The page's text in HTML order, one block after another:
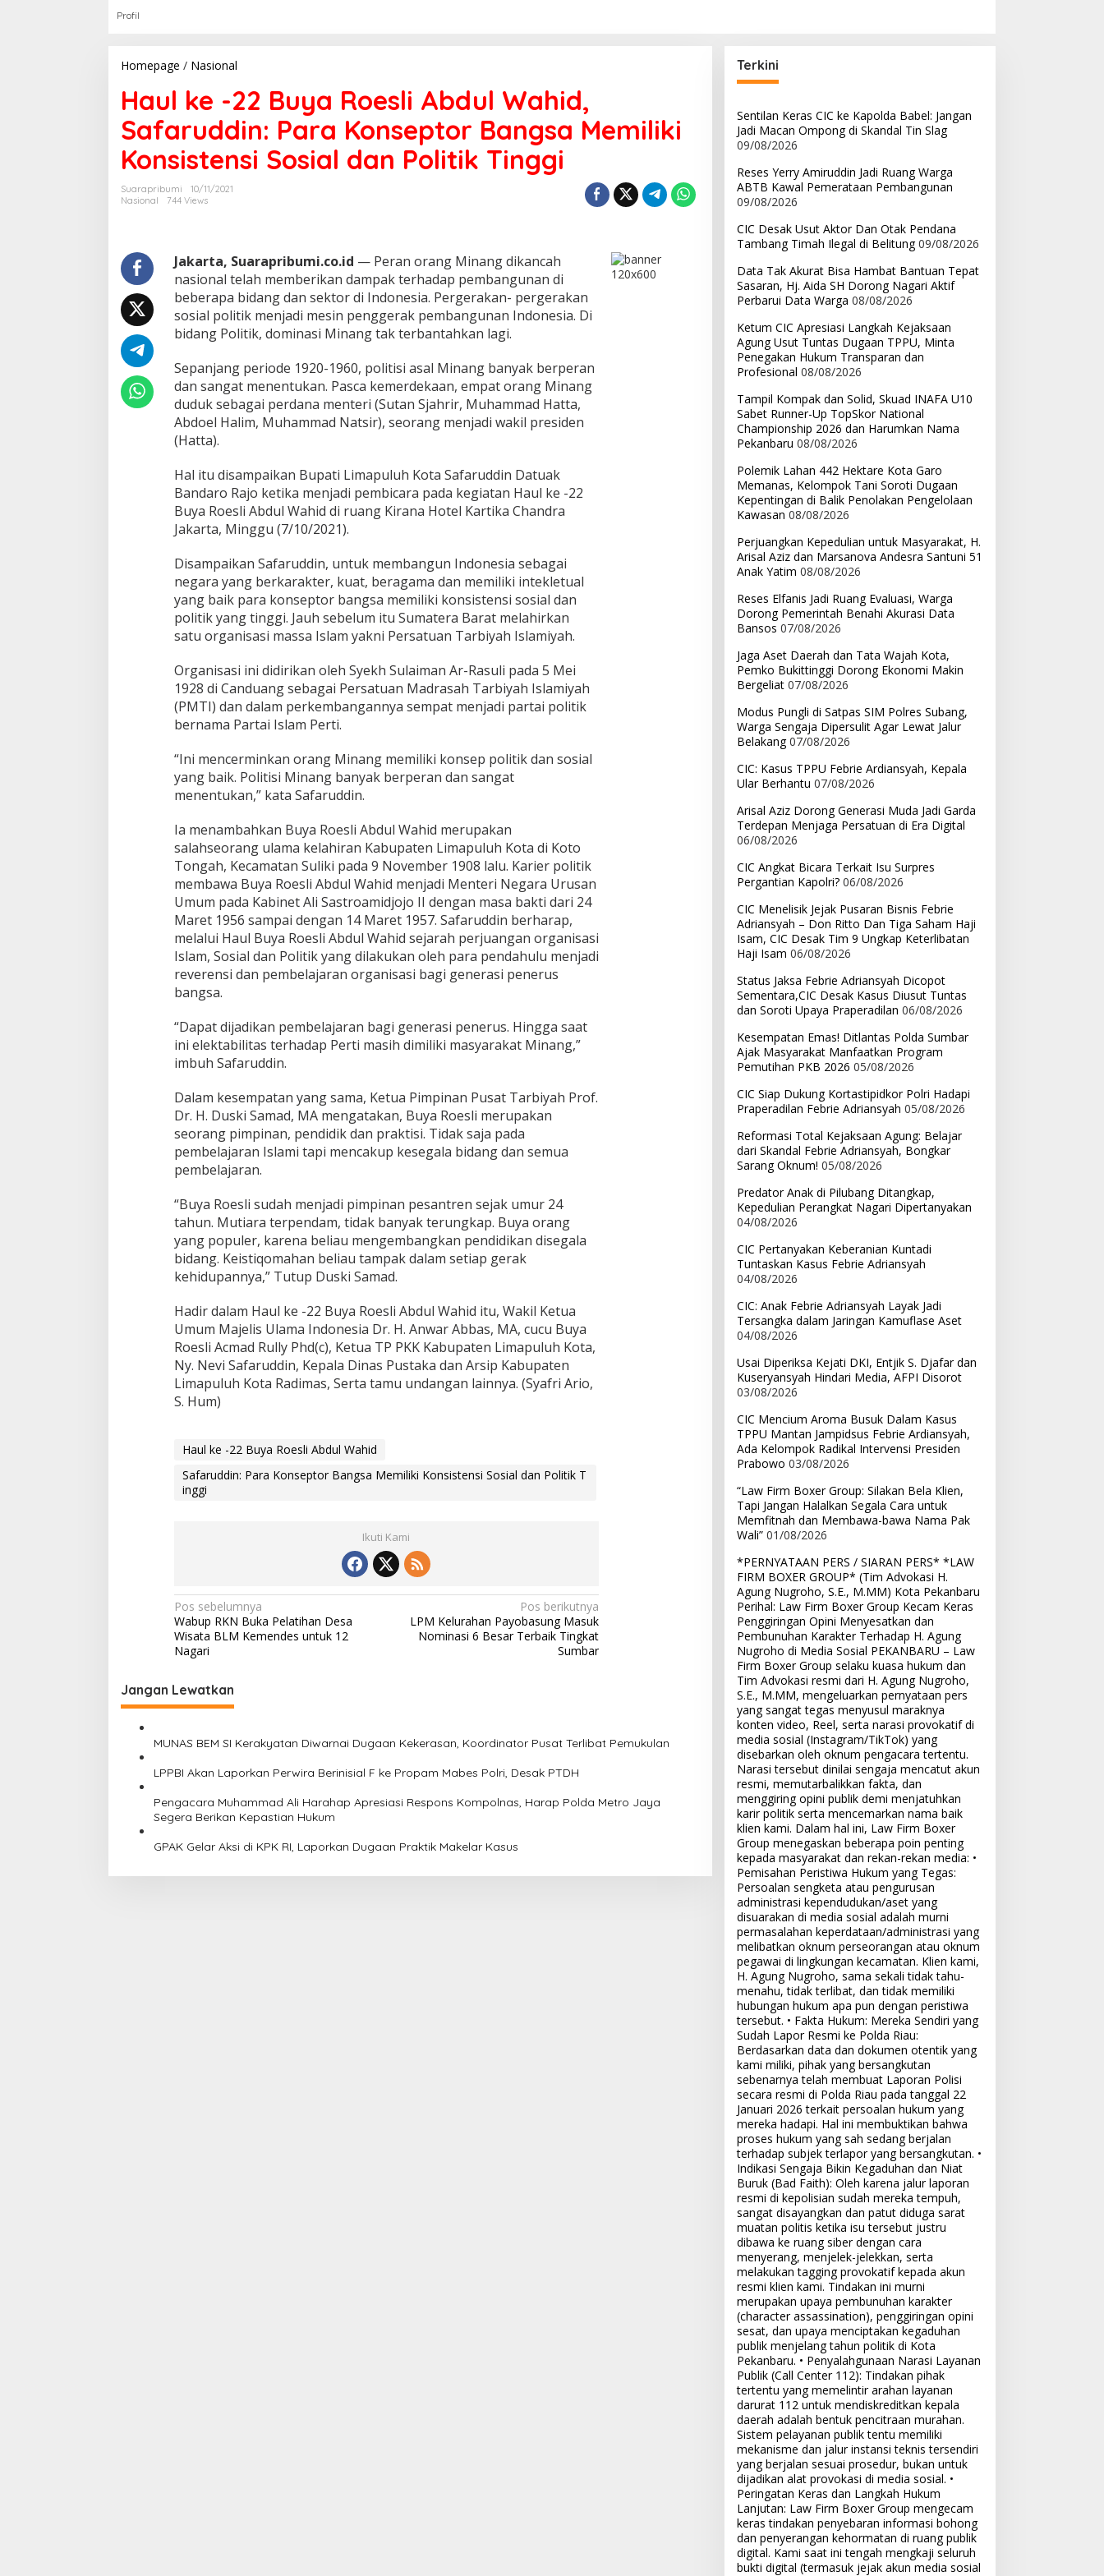
Profil
Homepage / Nasional
u
l
k
e
-
2
R
o
e
s
l
i
d
u
l
W
d
,
S
a
f
r
u
d
d
i
n
P
a
r
a
K
n
s
e
p
o
r
B
a
n
g
s
a
M
e
m
i
k
K
n
s
i
t
e
s
i
S
o
s
i
l
d
a
n
P
o
k
T
Haul ke -22 Buya Roesli Abdul Wahid,
Safaruddin: Para Konseptor Bangsa Memiliki
Konsistensi Sosial dan Politik Tinggi
Suarapribumi
10/11/2021
Nasional
744 Views
Jakarta, Suarapribumi.co.id — Peran orang Minang dikancah
nasional telah memberikan dampak terhadap pembangunan di
beberapa bidang dan sektor di Indonesia. Pergerakan- pergerakan
sosial politik menjadi mesin penggerak pembangunan Indonesia. Di
bidang Politik, dominasi Minang tak terbantahkan lagi.
Sepanjang periode 1920-1960, politisi asal Minang banyak berperan
dan sangat menentukan. Pasca kemerdekaan, empat orang Minang
duduk sebagai perdana menteri (Sutan Sjahrir, Muhammad Hatta,
Abdoel Halim, Muhammad Natsir), seorang menjadi wakil presiden
(Hatta).
Hal itu disampaikan Bupati Limapuluh Kota Safaruddin Datuak
Bandaro Rajo ketika menjadi pembicara pada kegiatan Haul ke -22
Buya Roesli Abdul Wahid di ruang Kirana Hotel Kartika Chandra
Jakarta, Minggu (7/10/2021).
Disampaikan Safaruddin, untuk membangun Indonesia sebagai
negara yang berkarakter, kuat, beragama dan memiliki intekletual
yang baik para konseptor bangsa memiliki konsistensi sosial dan
politik yang tinggi. Jauh sebelum itu Sumatera Barat melahirkan
satu organisasi massa Islam yakni Persatuan Tarbiyah Islamiyah.
Organisasi ini didirikan oleh Syekh Sulaiman Ar-Rasuli pada 5 Mei
1928 di Canduang sebagai Persatuan Madrasah Tarbiyah Islamiyah
(PMTI) dan dalam perkembangannya sempat menjadi partai politik
bernama Partai Islam Perti.
“Ini mencerminkan orang Minang memiliki konsep politik dan sosial
yang baik. Politisi Minang banyak berperan dan sangat
menentukan,” kata Safaruddin.
Ia menambahkan Buya Roesli Abdul Wahid merupakan
salahseorang ulama kelahiran Kabupaten Limapuluh Kota di Koto
Tongah, Kecamatan Suliki pada 9 November 1908 lalu. Karier politik
membawa Buya Roesli Abdul Wahid menjadi Menteri Negara Urusan
Umum pada Kabinet Ali Sastroamidjojo II dengan masa bakti dari 24
Maret 1956 sampai dengan 14 Maret 1957. Safaruddin berharap,
melalui Haul Buya Roesli Abdul Wahid sejarah perjuangan organisasi
Islam, Sosial dan Politik yang dilakukan oleh para pendahulu menjadi
reverensi dan pembelajaran organisasi bagi generasi penerus
bangsa.
“Dapat dijadikan pembelajaran bagi generasi penerus. Hingga saat
ini elektabilitas terhadap Perti masih dimiliki masyarakat Minang,”
imbuh Safaruddin.
Dalam kesempatan yang sama, Ketua Pimpinan Pusat Tarbiyah Prof.
Dr. H. Duski Samad, MA mengatakan, Buya Roesli merupakan
seorang pimpinan, pendidik dan praktisi. Tidak saja pada
pembelajaran Islami tapi mencakup kesegala bidang dan semua
pembelajaran.
“Buya Roesli sudah menjadi pimpinan pesantren sejak umur 24
tahun. Mutiara terpendam, tidak banyak terungkap. Buya orang
yang populer, karena beliau mengembangkan pendidikan disegala
bidang. Keistiqomahan beliau tampak dalam setiap gerak
kehidupannya,” Tutup Duski Samad.
Hadir dalam Haul ke -22 Buya Roesli Abdul Wahid itu, Wakil Ketua
Umum Majelis Ulama Indonesia Dr. H. Anwar Abbas, MA, cucu Buya
Roesli Acmad Rully Phd(c), Ketua TP PKK Kabupaten Limapuluh Kota,
Ny. Nevi Safaruddin, Kepala Dinas Pustaka dan Arsip Kabupaten
Limapuluh Kota Radimas, Serta tamu undangan lainnya. (Syafri Ario,
S. Hum)
Haul ke -22 Buya Roesli Abdul Wahid
Safaruddin: Para Konseptor Bangsa Memiliki Konsistensi Sosial dan Politik T
inggi
Ikuti Kami
N
a
v
i
g
s
i
p
o
s
Pos sebelumnya
Wabup RKN Buka Pelatihan Desa
Wisata BLM Kemendes untuk 12
Nagari
Pos berikutnya
LPM Kelurahan Payobasung Masuk
Nominasi 6 Besar Terbaik Tingkat
Sumbar
Jangan Lewatkan
MUNAS BEM SI Kerakyatan Diwarnai Dugaan Kekerasan, Koordinator Pusat Terlibat Pemukulan
LPPBI Akan Laporkan Perwira Berinisial F ke Propam Mabes Polri, Desak PTDH
Pengacara Muhammad Ali Harahap Apresiasi Respons Kompolnas, Harap Polda Metro Jaya
Segera Berikan Kepastian Hukum
GPAK Gelar Aksi di KPK RI, Laporkan Dugaan Praktik Makelar Kasus
Terkini
Sentilan Keras CIC ke Kapolda Babel: Jangan
Jadi Macan Ompong di Skandal Tin Slag
09/08/2026
Reses Yerry Amiruddin Jadi Ruang Warga
ABTB Kawal Pemerataan Pembangunan
09/08/2026
CIC Desak Usut Aktor Dan Otak Pendana
Tambang Timah Ilegal di Belitung 09/08/2026
Data Tak Akurat Bisa Hambat Bantuan Tepat
Sasaran, Hj. Aida SH Dorong Nagari Aktif
Perbarui Data Warga 08/08/2026
Ketum CIC Apresiasi Langkah Kejaksaan
Agung Usut Tuntas Dugaan TPPU, Minta
Penegakan Hukum Transparan dan
Profesional 08/08/2026
Tampil Kompak dan Solid, Skuad INAFA U10
Sabet Runner-Up TopSkor National
Championship 2026 dan Harumkan Nama
Pekanbaru 08/08/2026
Polemik Lahan 442 Hektare Kota Garo
Memanas, Kelompok Tani Soroti Dugaan
Kepentingan di Balik Penolakan Pengelolaan
Kawasan 08/08/2026
Perjuangkan Kepedulian untuk Masyarakat, H.
Arisal Aziz dan Marsanova Andesra Santuni 51
Anak Yatim 08/08/2026
Reses Elfanis Jadi Ruang Evaluasi, Warga
Dorong Pemerintah Benahi Akurasi Data
Bansos 07/08/2026
Jaga Aset Daerah dan Tata Wajah Kota,
Pemko Bukittinggi Dorong Ekonomi Makin
Bergeliat 07/08/2026
Modus Pungli di Satpas SIM Polres Subang,
Warga Sengaja Dipersulit Agar Lewat Jalur
Belakang 07/08/2026
CIC: Kasus TPPU Febrie Ardiansyah, Kepala
Ular Berhantu 07/08/2026
Arisal Aziz Dorong Generasi Muda Jadi Garda
Terdepan Menjaga Persatuan di Era Digital
06/08/2026
CIC Angkat Bicara Terkait Isu Surpres
Pergantian Kapolri? 06/08/2026
CIC Menelisik Jejak Pusaran Bisnis Febrie
Adriansyah – Don Ritto Dan Tiga Saham Haji
Isam, CIC Desak Tim 9 Ungkap Keterlibatan
Haji Isam 06/08/2026
Status Jaksa Febrie Adriansyah Dicopot
Sementara,CIC Desak Kasus Diusut Tuntas
dan Soroti Upaya Praperadilan 06/08/2026
Kesempatan Emas! Ditlantas Polda Sumbar
Ajak Masyarakat Manfaatkan Program
Pemutihan PKB 2026 05/08/2026
CIC Siap Dukung Kortastipidkor Polri Hadapi
Praperadilan Febrie Adriansyah 05/08/2026
Reformasi Total Kejaksaan Agung: Belajar
dari Skandal Febrie Adriansyah, Bongkar
Sarang Oknum! 05/08/2026
Predator Anak di Pilubang Ditangkap,
Kepedulian Perangkat Nagari Dipertanyakan
04/08/2026
CIC Pertanyakan Keberanian Kuntadi
Tuntaskan Kasus Febrie Adriansyah
04/08/2026
CIC: Anak Febrie Adriansyah Layak Jadi
Tersangka dalam Jaringan Kamuflase Aset
04/08/2026
Usai Diperiksa Kejati DKI, Entjik S. Djafar dan
Kuseryansyah Hindari Media, AFPI Disorot
03/08/2026
CIC Mencium Aroma Busuk Dalam Kasus
TPPU Mantan Jampidsus Febrie Ardiansyah,
Ada Kelompok Radikal Intervensi Presiden
Prabowo 03/08/2026
“Law Firm Boxer Group: Silakan Bela Klien,
Tapi Jangan Halalkan Segala Cara untuk
Memfitnah dan Membawa-bawa Nama Pak
Wali” 01/08/2026
*PERNYATAAN PERS / SIARAN PERS* *LAW
FIRM BOXER GROUP* (Tim Advokasi H.
Agung Nugroho, S.E., M.MM) Kota Pekanbaru
Perihal: Law Firm Boxer Group Kecam Keras
Penggiringan Opini Menyesatkan dan
Pembunuhan Karakter Terhadap H. Agung
Nugroho di Media Sosial PEKANBARU – Law
Firm Boxer Group selaku kuasa hukum dan
Tim Advokasi resmi dari H. Agung Nugroho,
S.E., M.MM, mengeluarkan pernyataan pers
yang sangat tegas menyusul maraknya
konten video, Reel, serta narasi provokatif di
media sosial (Instagram/TikTok) yang
disebarkan oleh oknum pengacara tertentu.
Narasi tersebut dinilai sengaja mencatut akun
resmi, memutarbalikkan fakta, dan
menggiring opini publik demi menjatuhkan
karir politik serta mencemarkan nama baik
klien kami. Dalam hal ini, Law Firm Boxer
Group menegaskan beberapa poin penting
kepada masyarakat dan rekan-rekan media: •
Pemisahan Peristiwa Hukum yang Tegas:
Persoalan sengketa atau pengurusan
administrasi kependudukan/aset yang
disuarakan di media sosial adalah murni
permasalahan keperdataan/administrasi yang
melibatkan oknum perseorangan atau oknum
pegawai di lingkungan kecamatan. Klien kami,
H. Agung Nugroho, sama sekali tidak tahu-
menahu, tidak terlibat, dan tidak memiliki
hubungan hukum apa pun dengan peristiwa
tersebut. • Fakta Hukum: Mereka Sendiri yang
Sudah Lapor Resmi ke Polda Riau:
Berdasarkan data dan dokumen otentik yang
kami miliki, pihak yang bersangkutan
sebenarnya telah membuat Laporan Polisi
secara resmi di Polda Riau pada tanggal 22
Januari 2026 terkait persoalan hukum yang
mereka hadapi. Hal ini membuktikan bahwa
proses hukum yang sah sedang berjalan
terhadap subjek terlapor yang bersangkutan. •
Indikasi Sengaja Bikin Kegaduhan dan Niat
Buruk (Bad Faith): Oleh karena jalur laporan
resmi di kepolisian sudah mereka tempuh,
sangat disayangkan dan patut diduga sarat
muatan politis ketika isu tersebut justru
dibawa ke ruang siber dengan cara
menyerang, menjelek-jelekkan, serta
melakukan tagging provokatif kepada akun
resmi klien kami. Tindakan ini murni
merupakan upaya pembunuhan karakter
(character assassination), penggiringan opini
sesat, dan upaya menciptakan kegaduhan
publik menjelang tahun politik di Kota
Pekanbaru. • Penyalahgunaan Narasi Layanan
Publik (Call Center 112): Tindakan pihak
tertentu yang memelintir arahan layanan
darurat 112 untuk mendiskreditkan kepala
daerah adalah bentuk pencitraan murahan.
Sistem pelayanan publik tentu memiliki
mekanisme dan jalur instansi teknis tersendiri
yang berjalan sesuai prosedur, bukan untuk
dijadikan alat provokasi di media sosial. •
Peringatan Keras dan Langkah Hukum
Lanjutan: Law Firm Boxer Group mengecam
keras tindakan penyebaran informasi bohong
dan penyerangan kehormatan di ruang publik
digital. Kami saat ini tengah mengkaji seluruh
bukti digital (termasuk jejak akun media sosial